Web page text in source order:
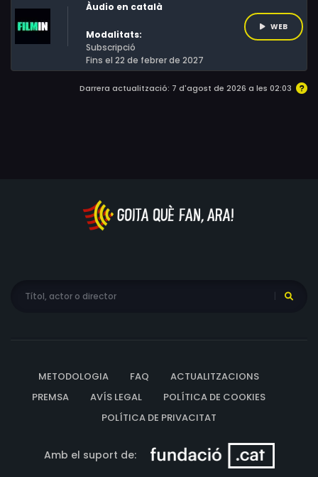
delinqüents amb poc afecte cap als forasters que té
atemorit al barri, i els Dinamics, que s'enfrontan a ells
allunyant-se de la violència. La sèrie arrenca quan el
nouvingut, que s'uneix al segon grup, proposa
solucionar les seves diferències jugant al bàsquet per a
Àudio en català
Modalitats:
Subscripció
Fins el 22 de febrer de 2027
WEB
Darrera actualització: 7 d'agost de 2026 a les 02:03
METODOLOGIA FAQ
ACTUALITZACIONS
PREMSA
AVÍS LEGAL
POLÍTICA DE COOKIES
POLÍTICA DE PRIVACITAT
Amb el suport de: